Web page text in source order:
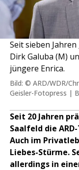
Seit sieben
Dirk Galuba (M)
jüngere Enrica.
Bild: © ARD/WDR/
Geisler-Fotopress |
Seit 20 Jahren
Saalfeld die
Auch im
Liebes-Stürme.
allerdings in